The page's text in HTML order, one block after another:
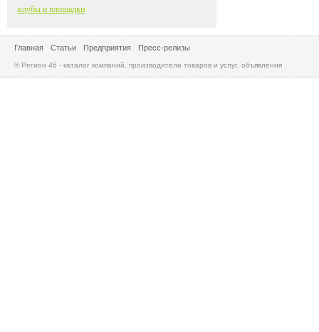
клубы и площадки
Главная Статьи Предприятия Пресс-релизы
© Регион 46 - каталог компаний, производители товаров и услуг, объявления